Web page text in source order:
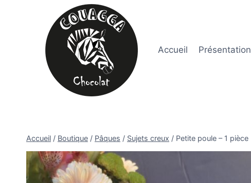
Accueil
Présentation
Accueil / Boutique / Pâques / Sujets creux / Petite poule – 1 pièce